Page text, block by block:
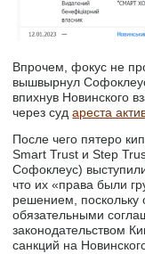
Впрочем, фокус не
вышвырнул
впихнув Новинского
через судареста
После чего пятеро
Smart Trust и Step
Софоклеус)
что их «права были
решением, поскольку
обязательными
законодательством
санкций на